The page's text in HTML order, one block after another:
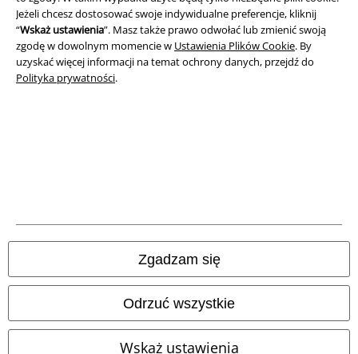
Jeżeli chcesz dostosować swoje indywidualne preferencje, kliknij
“Wskaż ustawienia”. Masz także prawo odwołać lub zmienić swoją
zgodę w dowolnym momencie w Ustawienia Plików Cookie. By
uzyskać więcej informacji na temat ochrony danych, przejdź do
Polityka prywatności.
Zgadzam się
Odrzuć wszystkie
Wskaż ustawienia
Polityka prywatności
Unieszkodliwianie odpadów i ochrona środowiska
Informacje dotyczące dostępności